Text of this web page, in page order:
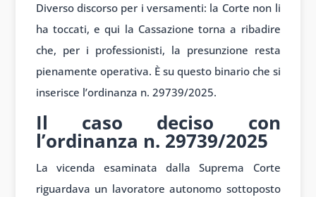
Diverso discorso per i versamenti: la Corte non li
ha toccati, e qui la Cassazione torna a ribadire
che, per i professionisti, la presunzione resta
pienamente operativa. È su questo binario che si
inserisce l’ordinanza n. 29739/2025.
Il caso deciso con
l’ordinanza n. 29739/2025
La vicenda esaminata dalla Suprema Corte
riguardava un lavoratore autonomo sottoposto